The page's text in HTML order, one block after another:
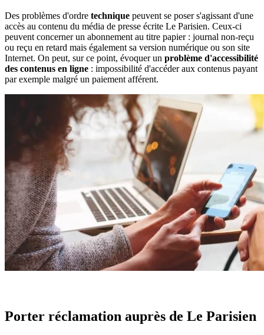
Des problèmes d'ordre technique peuvent se poser s'agissant d'une
accès au contenu du média de presse écrite Le Parisien. Ceux-ci
peuvent concerner un abonnement au titre papier : journal non-reçu
ou reçu en retard mais également sa version numérique ou son site
Internet. On peut, sur ce point, évoquer un problème d'accessibilité
des contenus en ligne : impossibilité d'accéder aux contenus payant
par exemple malgré un paiement afférent.
Porter réclamation auprès de Le Parisien